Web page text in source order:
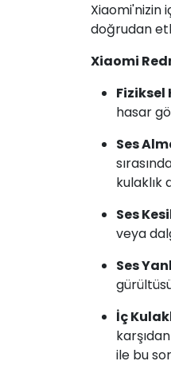
Xiaomi'nizin
doğrudan
Xiaomi
Fiziksel
hasar
Ses
kulaklık
Ses
veya
Ses
İç
ile bu